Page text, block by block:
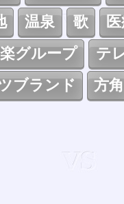
温泉 歌
グループ
テ
ブランド 方角